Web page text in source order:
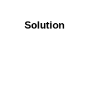
Solution